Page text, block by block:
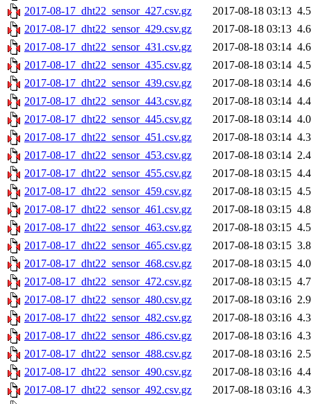
2017-08-17_dht22_sensor_427.csv.gz
2017-08-18 03:13
2017-08-17_dht22_sensor_429.csv.gz
2017-08-18 03:13
2017-08-17_dht22_sensor_431.csv.gz
2017-08-18 03:14
2017-08-17_dht22_sensor_435.csv.gz
2017-08-18 03:14
2017-08-17_dht22_sensor_439.csv.gz
2017-08-18 03:14
2017-08-17_dht22_sensor_443.csv.gz
2017-08-18 03:14
2017-08-17_dht22_sensor_445.csv.gz
2017-08-18 03:14
2017-08-17_dht22_sensor_451.csv.gz
2017-08-18 03:14
2017-08-17_dht22_sensor_453.csv.gz
2017-08-18 03:14
2017-08-17_dht22_sensor_455.csv.gz
2017-08-18 03:15
2017-08-17_dht22_sensor_459.csv.gz
2017-08-18 03:15
2017-08-17_dht22_sensor_461.csv.gz
2017-08-18 03:15
2017-08-17_dht22_sensor_463.csv.gz
2017-08-18 03:15
2017-08-17_dht22_sensor_465.csv.gz
2017-08-18 03:15
2017-08-17_dht22_sensor_468.csv.gz
2017-08-18 03:15
2017-08-17_dht22_sensor_472.csv.gz
2017-08-18 03:15
2017-08-17_dht22_sensor_480.csv.gz
2017-08-18 03:16
2017-08-17_dht22_sensor_482.csv.gz
2017-08-18 03:16
2017-08-17_dht22_sensor_486.csv.gz
2017-08-18 03:16
2017-08-17_dht22_sensor_488.csv.gz
2017-08-18 03:16
2017-08-17_dht22_sensor_490.csv.gz
2017-08-18 03:16
2017-08-17_dht22_sensor_492.csv.gz
2017-08-18 03:16